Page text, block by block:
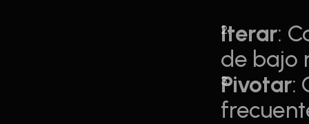
Iterar:
de bajo
Pivotar: